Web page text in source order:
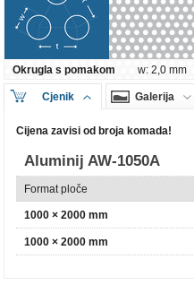
Okrugla s pomakom w: 2,0 mm
Cjenik Galerija
Cijena zavisi od broja komada!
Aluminij AW-1050A
Format ploče
1000 × 2000 mm
1000 × 2000 mm